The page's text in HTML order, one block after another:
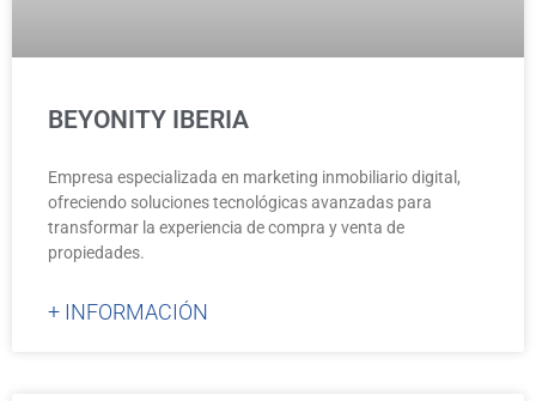
BEYONITY IBERIA
Empresa especializada en marketing inmobiliario digital,
ofreciendo soluciones tecnológicas avanzadas para
transformar la experiencia de compra y venta de
propiedades.
+ INFORMACIÓN